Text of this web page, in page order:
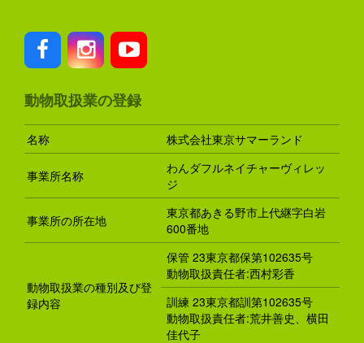
動物取扱業の登録
名称 株式会社東京サマーランド
事業所名称
わんダフルネイチャーヴィレッ
ジ
事業所の所在地
東京都あきる野市上代継字白岩
600番地
動物取扱業の種別及び登
録内容
保管 23東京都保第102635号
動物取扱責任者:西村彩香
訓練 23東京都訓第102635号
動物取扱責任者:荒井善史、横田
佳代子